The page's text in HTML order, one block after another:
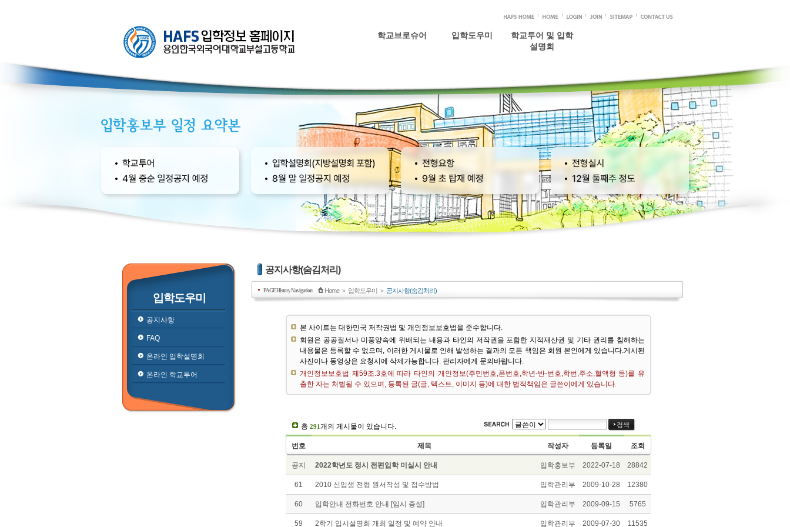
학교브로슈어 입학도우미
온라인 입학설명회
온라인 학교투어
학교투어 및 입학
설명회
입학도우미
공지사항
FAQ
온라인 입학설명회
온라인 학교투어
공지사항(숨김처리)
PAGE History Navigation Home > 입학도우미 > 공지사항(숨김처리)
본 사이트는 대한민국 저작권법 및 개인정보보호법을 준수합니다.
회원은 공공질서나 미풍양속에 위배되는 내용과 타인의 저작권을 포함한 지적재산권 및 기타 권리를 침해하는
내용물은 등록할 수 없으며, 이러한 게시물로 인해 발생하는 결과의 모든 책임은 회원 본인에게 있습니다.게시된
사진이나 동영상은 요청시에 삭제가능합니다. 관리자에게 문의바랍니다.
개인정보보호법 제59조.3호에 따라 타인의 개인정보(주민번호,폰번호,학년-반-번호,학번,주소,혈액형 등)를 유
출한 자는 처벌될 수 있으며, 등록된 글(글, 텍스트, 이미지 등)에 대한 법적책임은 글쓴이에게 있습니다.
총 291개의 게시물이 있습니다.
번호 제목 작성자 등록일 조회
공지 2022학년도 정시 전편입학 미실시 안내 입학홍보부 2022-07-18 28842
61 2010 신입생 전형 원서작성 및 접수방법 입학관리부 2009-10-28 12380
60 입학안내 전화번호 안내 [임시 증설] 입학관리부 2009-09-15 5765
59 2학기 입시설명회 개최 일정 및 예약 안내 입학관리부 2009-07-30 11535